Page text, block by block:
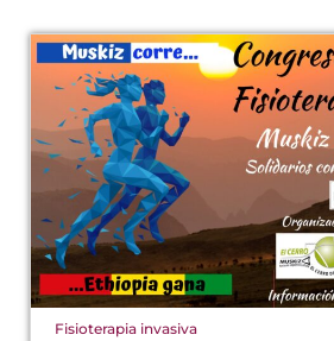
Fisioterapia invasiva